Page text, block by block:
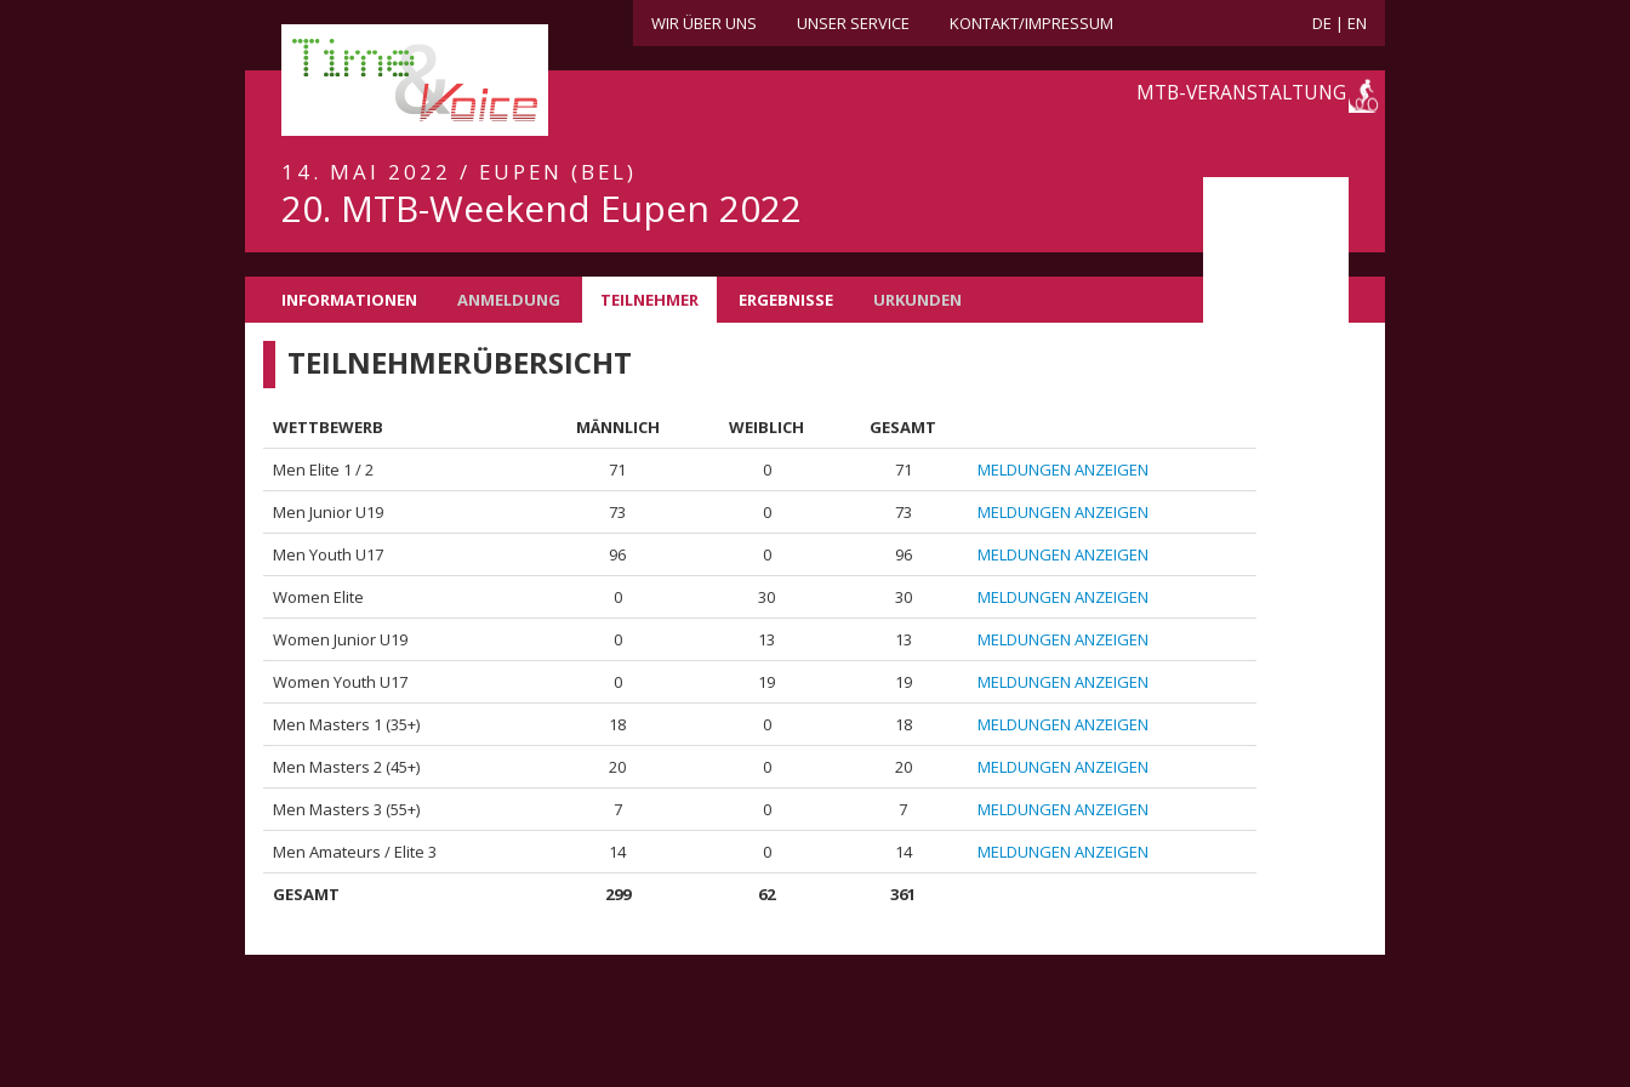
WIR ÜBER UNS UNSER SERVICE KONTAKT/IMPRESSUM DE | EN
MTB-VERANSTALTUNG
14. MAI 2022 / EUPEN (BEL)
20. MTB-Weekend Eupen 2022
INFORMATIONEN ANMELDUNG TEILNEHMER ERGEBNISSE URKUNDEN
TEILNEHMERÜBERSICHT
WETTBEWERB MÄNNLICH WEIBLICH GESAMT
GESAMT 299 62 361
Men Elite 1 / 2 71 0 71
MELDUNGEN ANZEIGEN
Men Junior U19
73 0 73
MELDUNGEN ANZEIGEN
Men Youth U17
96 0 96
MELDUNGEN ANZEIGEN
Women Elite
0 30 30
MELDUNGEN ANZEIGEN
Women Junior U19
0 13 13
MELDUNGEN ANZEIGEN
Women Youth U17
0 19 19
MELDUNGEN ANZEIGEN
Men Masters 1 (35+)
18 0 18
MELDUNGEN ANZEIGEN
Men Masters 2 (45+)
20 0 20
MELDUNGEN ANZEIGEN
Men Masters 3 (55+)
7 0 7
MELDUNGEN ANZEIGEN
Men Amateurs / Elite 3
14 0 14 MELDUNGEN ANZEIGEN